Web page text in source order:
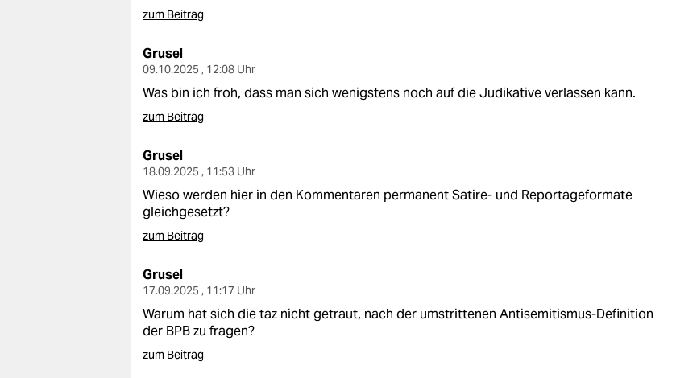
zum Beitrag
Grusel
09.10.2025 , 12:08 Uhr
Was bin ich froh, dass man sich wenigstens noch auf die Judikative verlassen kann.
zum Beitrag
Grusel
18.09.2025 , 11:53 Uhr
Wieso werden hier in den Kommentaren permanent Satire- und Reportageformate
gleichgesetzt?
zum Beitrag
Grusel
17.09.2025 , 11:17 Uhr
Warum hat sich die taz nicht getraut, nach der umstrittenen Antisemitismus-Definition
der BPB zu fragen?
zum Beitrag